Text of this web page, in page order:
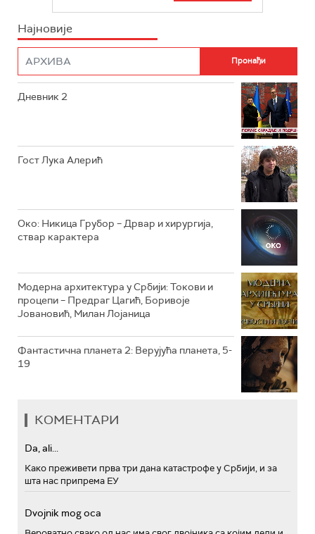
ИНФО
Најновије
Дневник 2
Гост Лука Алерић
Око: Никица Грубор – Дрвар и хирургија,
ствар карактера
Модерна архитектура у Србији: Токови и
процепи – Предраг Цагић, Боривоје
Јовановић, Милан Лојаница
Фантастична планета 2: Верујућа планета, 5-
19
КОМЕНТАРИ
Da, ali...
Како преживети прва три дана катастрофе у Србији, и за
шта нас припрема ЕУ
Dvojnik mog oca